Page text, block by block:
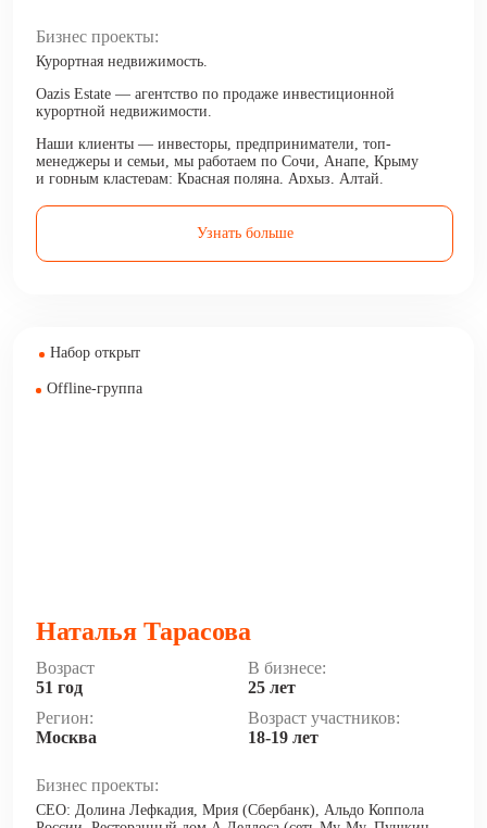
Бизнес проекты:
Курортная недвижимость.
Oazis Estate — агентство по продаже инвестиционной
курортной недвижимости.
Наши клиенты — инвесторы, предприниматели, топ-
менеджеры и семьи, мы работаем по Сочи, Анапе, Крыму
и горным кластерам: Красная поляна, Архыз, Алтай.
и доход.
Узнать больше
Набор открыт
Offline-группа
Наталья Тарасова
Возраст
51 год
В бизнесе:
25 лет
Регион:
Москва
Возраст участников:
18-19 лет
Бизнес проекты:
CEO: Долина Лефкадия, Мрия (Сбербанк), Альдо Коппола